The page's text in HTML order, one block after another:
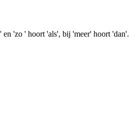
'zo ' hoort 'als', bij 'meer' hoort 'dan'.